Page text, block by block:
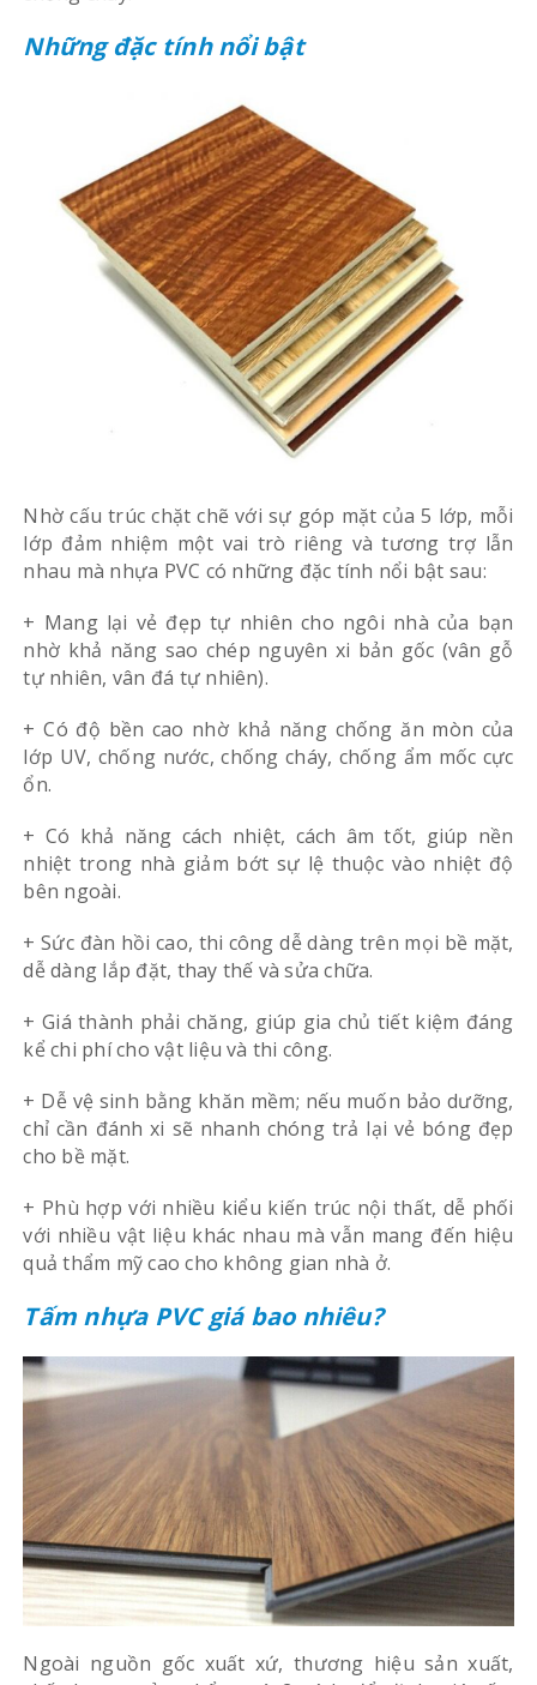
Những đặc tính nổi bật
Nhờ cấu trúc chặt chẽ với sự góp mặt của 5 lớp, mỗi
lớp đảm nhiệm một vai trò riêng và tương trợ lẫn
nhau mà nhựa PVC có những đặc tính nổi bật sau:
+ Mang lại vẻ đẹp tự nhiên cho ngôi nhà của bạn
nhờ khả năng sao chép nguyên xi bản gốc (vân gỗ
tự nhiên, vân đá tự nhiên).
+ Có độ bền cao nhờ khả năng chống ăn mòn của
lớp UV, chống nước, chống cháy, chống ẩm mốc cực
ổn.
+ Có khả năng cách nhiệt, cách âm tốt, giúp nền
nhiệt trong nhà giảm bớt sự lệ thuộc vào nhiệt độ
bên ngoài.
+ Sức đàn hồi cao, thi công dễ dàng trên mọi bề mặt,
dễ dàng lắp đặt, thay thế và sửa chữa.
+ Giá thành phải chăng, giúp gia chủ tiết kiệm đáng
kể chi phí cho vật liệu và thi công.
+ Dễ vệ sinh bằng khăn mềm; nếu muốn bảo dưỡng,
chỉ cần đánh xi sẽ nhanh chóng trả lại vẻ bóng đẹp
cho bề mặt.
+ Phù hợp với nhiều kiểu kiến trúc nội thất, dễ phối
với nhiều vật liệu khác nhau mà vẫn mang đến hiệu
quả thẩm mỹ cao cho không gian nhà ở.
Tấm nhựa PVC giá bao nhiêu?
Ngoài nguồn gốc xuất xứ, thương hiệu sản xuất,